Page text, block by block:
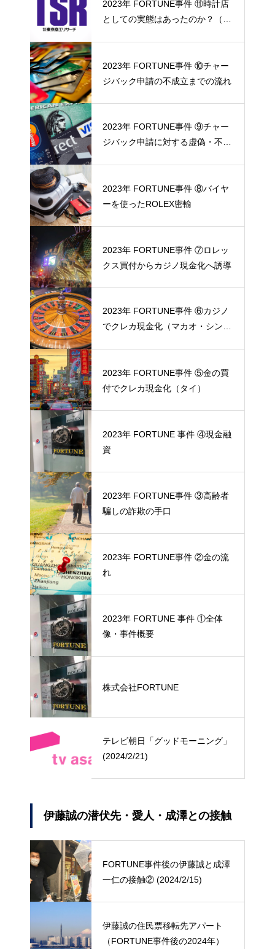
2023年 FORTUNE事件 ⑪時計店
としての実態はあったのか？（東
2023年 FORTUNE事件 ⑩チャー
ジバック申請の不成立までの流れ
2023年 FORTUNE事件 ⑨チャー
ジバック申請に対する虚偽・不正
2023年 FORTUNE事件 ⑧バイヤ
ーを使ったROLEX密輸
2023年 FORTUNE事件 ⑦ロレッ
クス買付からカジノ現金化へ誘導
2023年 FORTUNE事件 ⑥カジノ
でクレカ現金化（マカオ・シンガ
2023年 FORTUNE事件 ⑤金の買
付でクレカ現金化（タイ）
2023年 FORTUNE 事件 ④現金融
資
2023年 FORTUNE事件 ③高齢者
騙しの詐欺の手口
2023年 FORTUNE事件 ②金の流
れ
2023年 FORTUNE 事件 ①全体
像・事件概要
株式会社FORTUNE
テレビ朝日「グッドモーニング」
(2024/2/21)
伊藤誠の潜伏先・愛人・成澤との接触
FORTUNE事件後の伊藤誠と成澤
一仁の接触② (2024/2/15)
伊藤誠の住民票移転先アパート
（FORTUNE事件後の2024年）